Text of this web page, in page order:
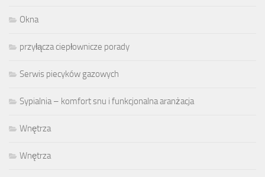
Okna
przyłącza ciepłownicze porady
Serwis piecyków gazowych
Sypialnia – komfort snu i funkcjonalna aranżacja
Wnętrza
Wnętrza